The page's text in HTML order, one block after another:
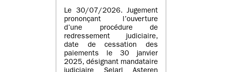
Le 30/07/2026. Jugement
prononçant l’ouverture
d’une procédure de
redressement judiciaire,
date de cessation des
paiements le 30 janvier
2025, désignant mandataire